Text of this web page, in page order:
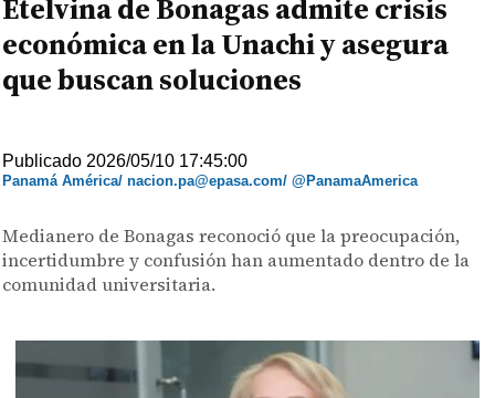
Etelvina de Bonagas admite crisis
económica en la Unachi y asegura
que buscan soluciones
Publicado 2026/05/10 17:45:00
Panamá América/ nacion.pa@epasa.com/ @PanamaAmerica
Medianero de Bonagas reconoció que la preocupación,
incertidumbre y confusión han aumentado dentro de la
comunidad universitaria.